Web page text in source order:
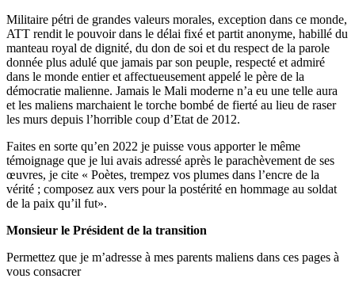
Militaire pétri de grandes valeurs morales, exception dans ce monde,
ATT rendit le pouvoir dans le délai fixé et partit anonyme, habillé du
manteau royal de dignité, du don de soi et du respect de la parole
donnée plus adulé que jamais par son peuple, respecté et admiré
dans le monde entier et affectueusement appelé le père de la
démocratie malienne. Jamais le Mali moderne n’a eu une telle aura
et les maliens marchaient le torche bombé de fierté au lieu de raser
les murs depuis l’horrible coup d’Etat de 2012.
Faites en sorte qu’en 2022 je puisse vous apporter le même
témoignage que je lui avais adressé après le parachèvement de ses
œuvres, je cite « Poètes, trempez vos plumes dans l’encre de la
vérité ; composez aux vers pour la postérité en hommage au soldat
de la paix qu’il fut».
Monsieur le Président de la transition
Permettez que je m’adresse à mes parents maliens dans ces pages à
vous consacrer